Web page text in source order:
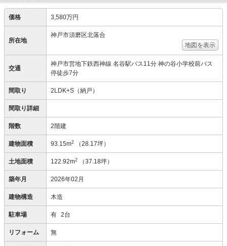
価格 3,580万円
所在地
神戸市須磨区北落合
地図を表示
交通
神戸市営地下鉄西神線 名谷駅バス11分 神の谷小学校前バス
停徒歩7分
間取り 2LDK+S（納戸）
間取り詳細
階数 2階建
建物面積 93.15m2 （28.17坪）
土地面積 122.92m2 （37.18坪）
築年月 2026年02月
建物構造 木造
駐車場 有 2台
リフォーム 無